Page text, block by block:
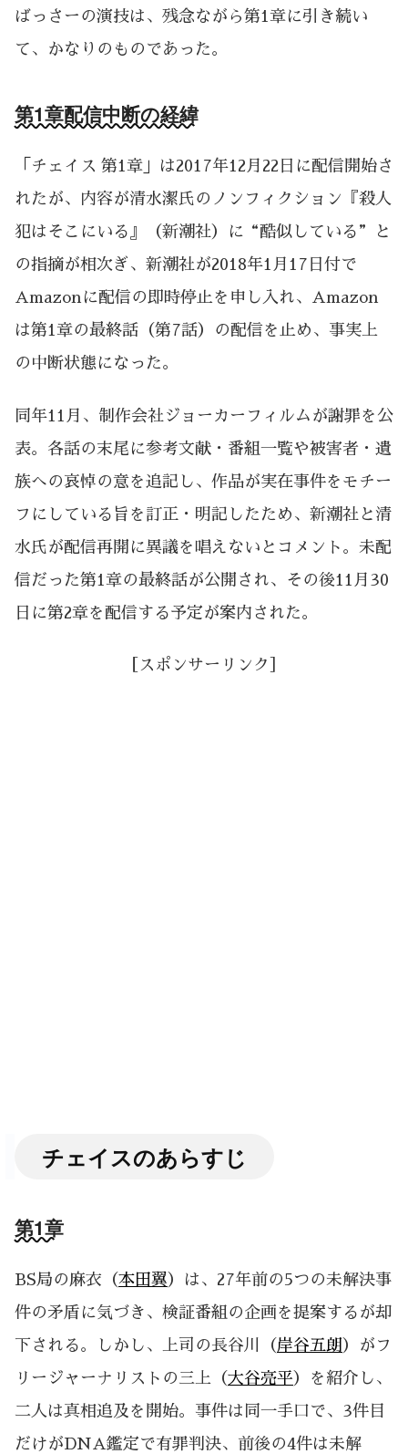
ばっさーの演技は、残念ながら第1章に引き続い
て、かなりのものであった。
第1章配信中断の経緯
「チェイス 第1章」は2017年12月22日に配信開始さ
れたが、内容が清水潔氏のノンフィクション『殺人
犯はそこにいる』（新潮社）に“酷似している”と
の指摘が相次ぎ、新潮社が2018年1月17日付で
Amazonに配信の即時停止を申し入れ、Amazon
は第1章の最終話（第7話）の配信を止め、事実上
の中断状態になった。
同年11月、制作会社ジョーカーフィルムが謝罪を公
表。各話の末尾に参考文献・番組一覧や被害者・遺
族への哀悼の意を追記し、作品が実在事件をモチー
フにしている旨を訂正・明記したため、新潮社と清
水氏が配信再開に異議を唱えないとコメント。未配
信だった第1章の最終話が公開され、その後11月30
日に第2章を配信する予定が案内された。
［スポンサーリンク］
チェイスのあらすじ
第1章
BS局の麻衣（本田翼 ）は、27年前の5つの未解決事
件の矛盾に気づき、検証番組の企画を提案するが却
下される。しかし、上司の長谷川（ 岸谷五朗 ）がフ
リージャーナリストの三上（大谷亮平 ）を紹介し、
二人は真相追及を開始。事件は同一手口で、3件目
だけがDNA鑑定で有罪判決、前後の4件は未解